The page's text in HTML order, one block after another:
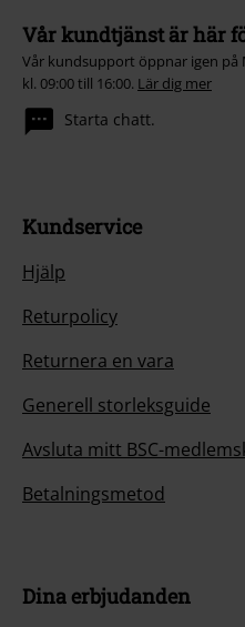
Vår kundtjänst är här
Vår kundsupport öppnar igen på
kl. 09:00 till 16:00. Lär dig mer
Starta chatt.
Kundservice
Hjälp
Returpolicy
Returnera en vara
Generell storleksguide
Avsluta mitt BSC-
Betalningsmetod
Dina erbjudanden